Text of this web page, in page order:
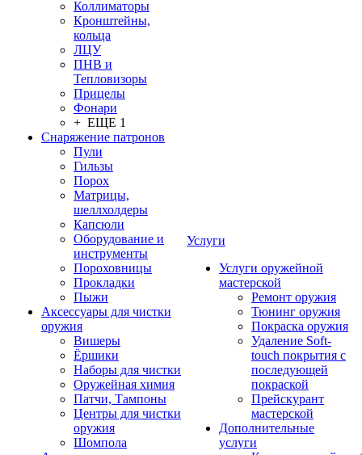
Коллиматоры
Кронштейны,
кольца
ЛЦУ
ПНВ и
Тепловизоры
Прицелы
Фонари
+ ЕЩЕ 1
Снаряжение патронов
Пули
Гильзы
Порох
Матрицы,
шеллхолдеры
Капсюли
Оборудование и
инструменты
Пороховницы
Прокладки
Пыжи
Аксессуары для чистки
оружия
Вишеры
Ёршики
Наборы для чистки
Оружейная химия
Патчи, Тампоны
Центры для чистки
оружия
Шомпола
Услуги
Услуги оружейной
мастерской
Ремонт оружия
Тюнинг оружия
Покраска оружия
Удаление Soft-
touch покрытия с
последующей
покраской
Прейскурант
мастерской
Дополнительные
услуги